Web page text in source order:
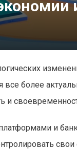
более
и
платформами и